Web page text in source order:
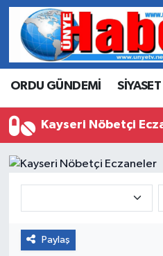
ORDU GÜNDEMİ SİYASET
Kayseri Nöbetçi
Paylaş
Hava Durumu
Trafik Durumu
Süper Lig Puan
Tüm Manşetler
Son Dakika Haberleri
Haber Arşivi